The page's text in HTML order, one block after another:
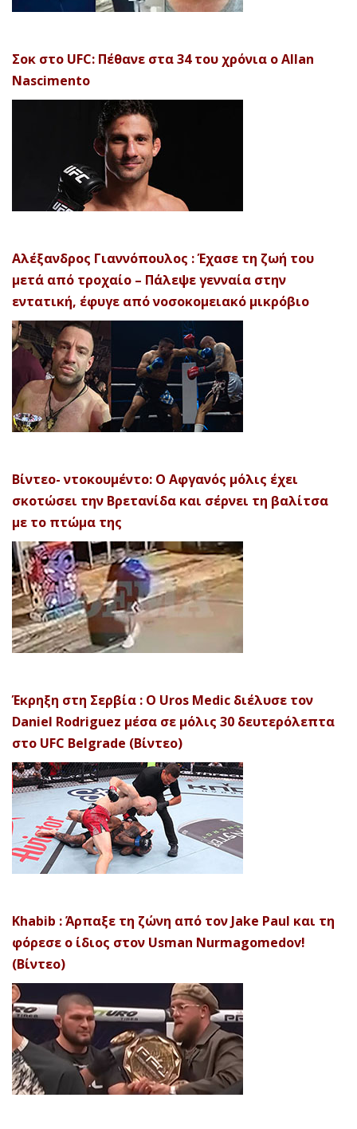
Σοκ στο UFC: Πέθανε στα 34 του χρόνια ο Allan
Nascimento
Αλέξανδρος Γιαννόπουλος : Έχασε τη ζωή του
μετά από τροχαίο – Πάλεψε γενναία στην
εντατική, έφυγε από νοσοκομειακό μικρόβιο
Βίντεο- ντοκουμέντο: Ο Αφγανός μόλις έχει
σκοτώσει την Βρετανίδα και σέρνει τη βαλίτσα
με το πτώμα της
Έκρηξη στη Σερβία : Ο Uros Medic διέλυσε τον
Daniel Rodriguez μέσα σε μόλις 30 δευτερόλεπτα
στο UFC Belgrade (Βίντεο)
Khabib : Άρπαξε τη ζώνη από τον Jake Paul και τη
φόρεσε ο ίδιος στον Usman Nurmagomedov!
(Βίντεο)